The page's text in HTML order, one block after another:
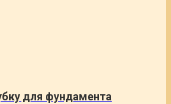
для фундамента